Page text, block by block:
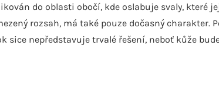
do oblasti obočí, kde oslabuje svaly, které
rozsah, má také pouze dočasný charakter.
nepředstavuje trvalé řešení, neboť kůže